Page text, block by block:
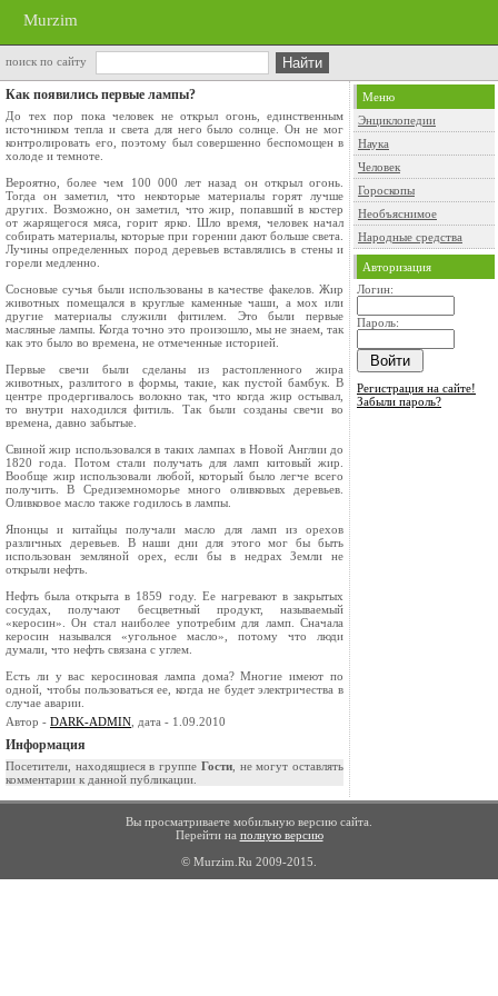
Murzim
поиск по сайту
Как появились первые лампы?
До тех пор пока человек не открыл огонь, единственным
источником тепла и света для него было солнце. Он не мог
контролировать его, поэ­тому был совершенно беспомощен в
холоде и темноте.
Вероятно, более чем 100 000 лет назад он от­крыл огонь.
Тогда он заметил, что некоторые ма­териалы горят лучше
других. Возможно, он заме­тил, что жир, попавший в костер
от жарящегося мяса, горит ярко. Шло время, человек начал
со­бирать материалы, которые при горении дают больше света.
Лучины определенных пород де­ревьев вставлялись в стены и
горели медленно.
Сосновые сучья были использованы в качестве факелов. Жир
животных помещался в круглые каменные чаши, а мох или
другие материалы слу­жили фитилем. Это были первые
масляные лам­пы. Когда точно это произошло, мы не знаем, так
как это было во времена, не отмеченные исто­рией.
Первые свечи были сделаны из растопленного жира
животных, разлитого в формы, такие, как пустой бамбук. В
центре продергивалось волокно так, что когда жир остывал,
то внутри находился фитиль. Так были созданы свечи во
времена, дав­но забытые.
Свиной жир использовался в таких лампах в Новой Англии до
1820 года. Потом стали полу­чать для ламп китовый жир.
Вообще жир исполь­зовали любой, который было легче всего
полу­чить. В Средиземноморье много оливковых де­ревьев.
Оливковое масло также годилось в лампы.
Японцы и китайцы получали масло для ламп из орехов
различных деревьев. В наши дни для этого мог бы быть
использован земляной орех, если бы в недрах Земли не
открыли нефть.
Нефть была открыта в 1859 году. Ее нагрева­ют в закрытых
сосудах, получают бесцветный продукт, называемый
«керосин». Он стал наиболее употребим для ламп. Сначала
керосин назывался «угольное масло», потому что люди
думали, что нефть связана с углем.
Есть ли у вас керосиновая лампа дома? Мно­гие имеют по
одной, чтобы пользоваться ее, когда не будет электричества в
случае аварии.
Автор - DARK-ADMIN , дата - 1.09.2010
Информация
Посетители, находящиеся в группе Гости, не могут оставлять
комментарии к данной публикации.
Меню
Энциклопедии
Наука
Человек
Гороскопы
Необъяснимое
Народные средства
Авторизация
Логин:
Пароль:
Регистрация на сайте!
Забыли пароль?
Вы просматриваете мобильную версию сайта.
Перейти на полную версию
© Murzim.Ru 2009-2015.